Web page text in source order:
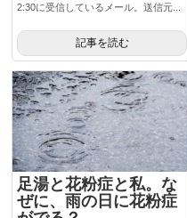
2:30に受信しているメール。送信元...
記事を読む
足湯と花粉症と私。な
ぜに、雨の日に花粉症